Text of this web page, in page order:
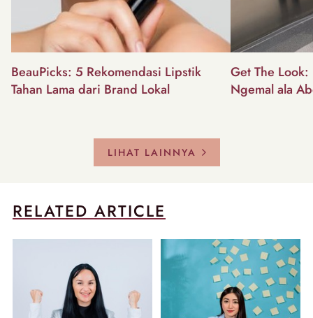
BeauPicks: 5 Rekomendasi Lipstik
Tahan Lama dari Brand Lokal
Get The
Ngemal ala
LIHAT LAINNYA
RELATED ARTICLE